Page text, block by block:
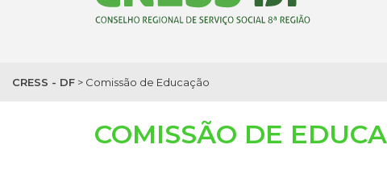
CRESS - DF > Comissão de Educação
COMISSÃO DE